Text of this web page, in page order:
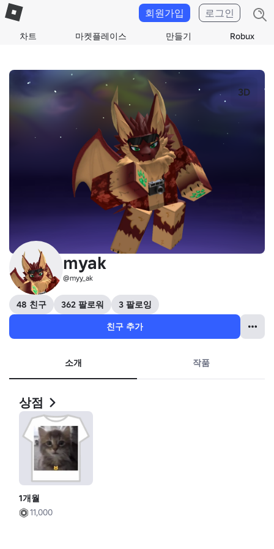
차트 마켓플레이스 만들기 Robux
회원가입 로그인
3D
myak
@myy_ak
48 친구 362 팔로워
3 팔로잉
친구 추가
소개 작품
상점
1개월
11,000